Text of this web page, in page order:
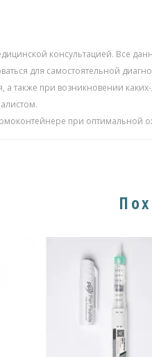
консультацией. Все
для самостоятельной
также при возникновении
при оптимальной